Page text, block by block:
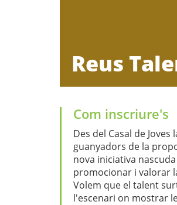
Reus
REUS
Com inscriure's
Des del Casal de
guanyadors de la
nova iniciativa
promocionar i valorar
Volem que el talent
l'escenari on mostrar